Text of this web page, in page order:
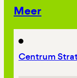
Meer
Centrum